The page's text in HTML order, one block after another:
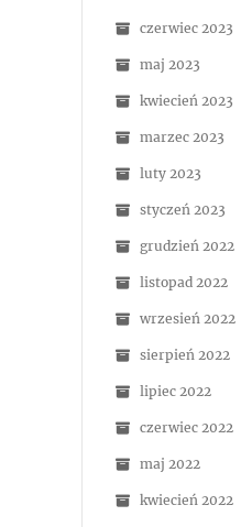
czerwiec 2023
maj 2023
kwiecień 2023
marzec 2023
luty 2023
styczeń 2023
grudzień 2022
listopad 2022
wrzesień 2022
sierpień 2022
lipiec 2022
czerwiec 2022
maj 2022
kwiecień 2022